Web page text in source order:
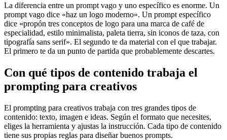
La diferencia entre un prompt vago y uno específico es enorme. Un
prompt vago dice «haz un logo moderno». Un prompt específico
dice «propón tres conceptos de logo para una marca de café de
especialidad, estilo minimalista, paleta tierra, sin iconos de taza, con
tipografía sans serif». El segundo te da material con el que trabajar.
El primero te da un punto de partida que probablemente descartes.
Con qué tipos de contenido trabaja el
prompting para creativos
El prompting para creativos trabaja con tres grandes tipos de
contenido: texto, imagen e ideas. Según el formato que necesites,
eliges la herramienta y ajustas la instrucción. Cada tipo de contenido
tiene sus propias reglas para diseñar buenos prompts.